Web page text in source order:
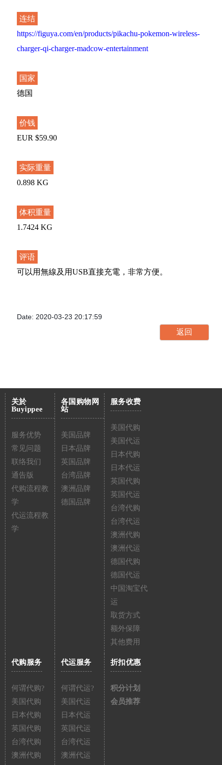
连结
https://figuya.com/en/products/pikachu-pokemon-wireless-
charger-qi-charger-madcow-entertainment
国家
德国
价钱
EUR $59.90
实际重量
0.898 KG
体积重量
1.7424 KG
评语
可以用無線及用USB直接充電，非常方便。
Date: 2020-03-23 20:17:59
关於
Buyippee
服务优势
常见问题
联络我们
通告版
代购流程教
学
代运流程教
学
各国购物网
站
美国品牌
日本品牌
英国品牌
台湾品牌
澳洲品牌
德国品牌
服务收费
美国代购
美国代运
日本代购
日本代运
英国代购
英国代运
台湾代购
台湾代运
澳洲代购
澳洲代运
德国代购
德国代运
中国淘宝代
运
取货方式
额外保障
其他费用
代购服务
何谓代购?
美国代购
日本代购
英国代购
台湾代购
澳洲代购
代运服务
何谓代运?
美国代运
日本代运
英国代运
台湾代运
澳洲代运
折扣优惠
积分计划
会员推荐